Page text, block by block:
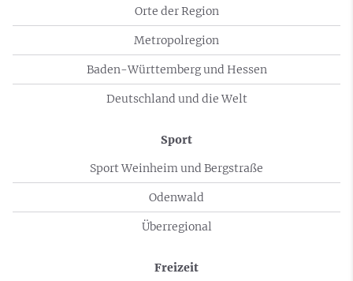
Orte der Region
Metropolregion
Baden-Württemberg und Hessen
Deutschland und die Welt
Sport
Sport Weinheim und Bergstraße
Odenwald
Überregional
Freizeit